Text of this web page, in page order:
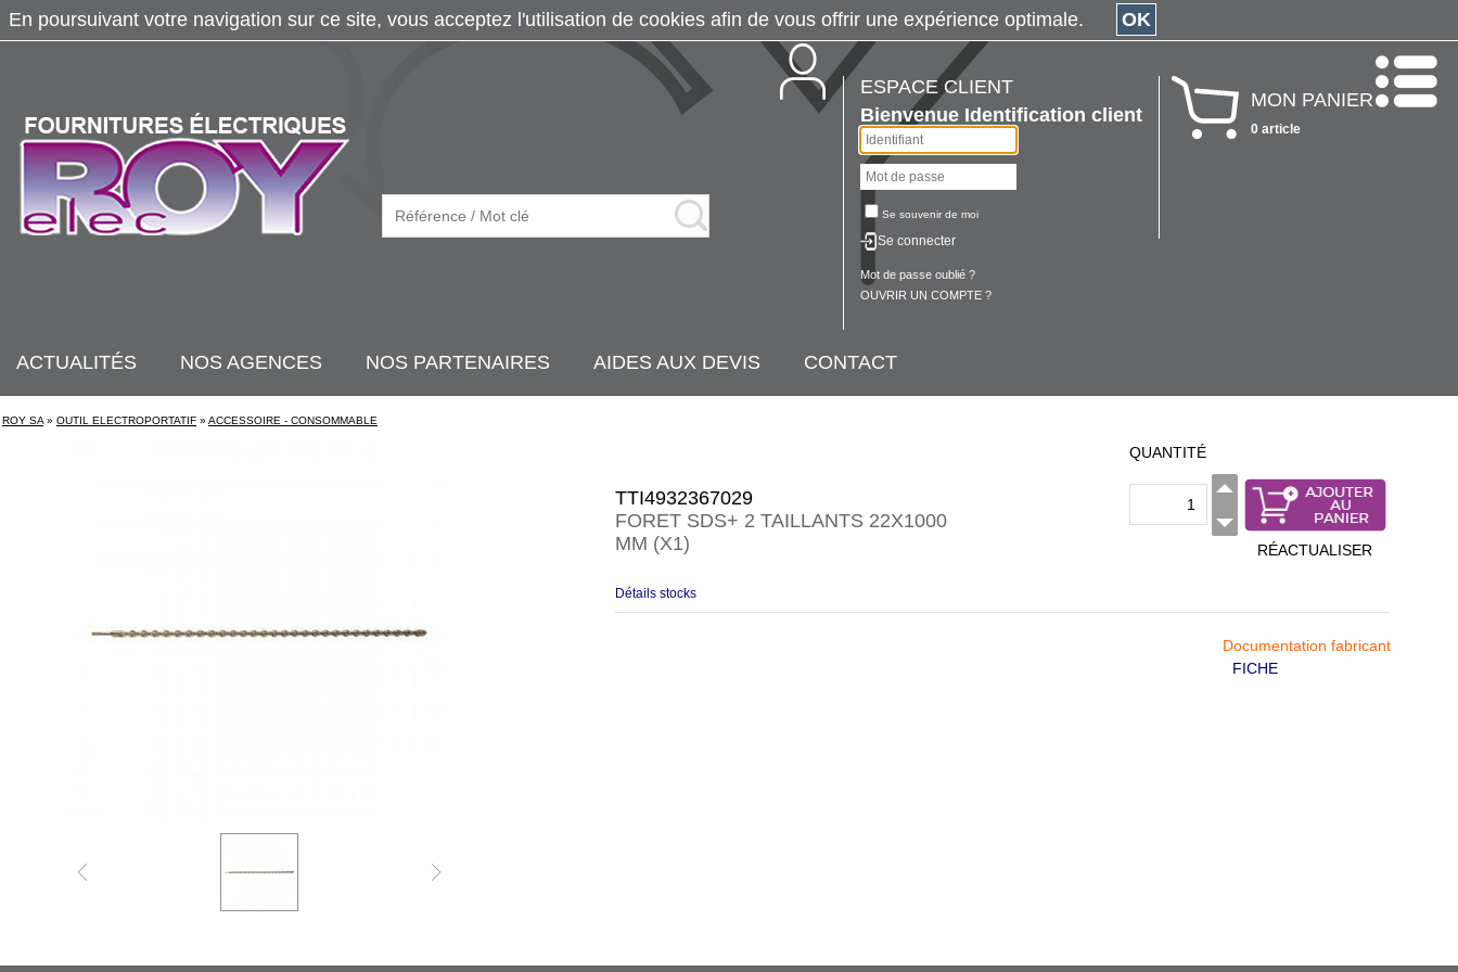
ESPACE CLIENT
Bienvenue Identification client
Se souvenir de moi
Se connecter
Mot de passe oublié ?
OUVRIR UN COMPTE ?
MON PANIER
0 article
ACTUALITÉS NOS AGENCES NOS PARTENAIRES AIDES AUX DEVIS CONTACT
ROY SA » OUTIL ELECTROPORTATIF » ACCESSOIRE - CONSOMMABLE
TTI4932367029
FORET SDS+ 2 TAILLANTS 22X1000
MM (X1)
QUANTITÉ
RÉACTUALISER
Détails stocks
Documentation fabricant
FICHE
En poursuivant votre navigation sur ce site, vous acceptez l'utilisation de cookies afin de vous offrir une expérience optimale. OK